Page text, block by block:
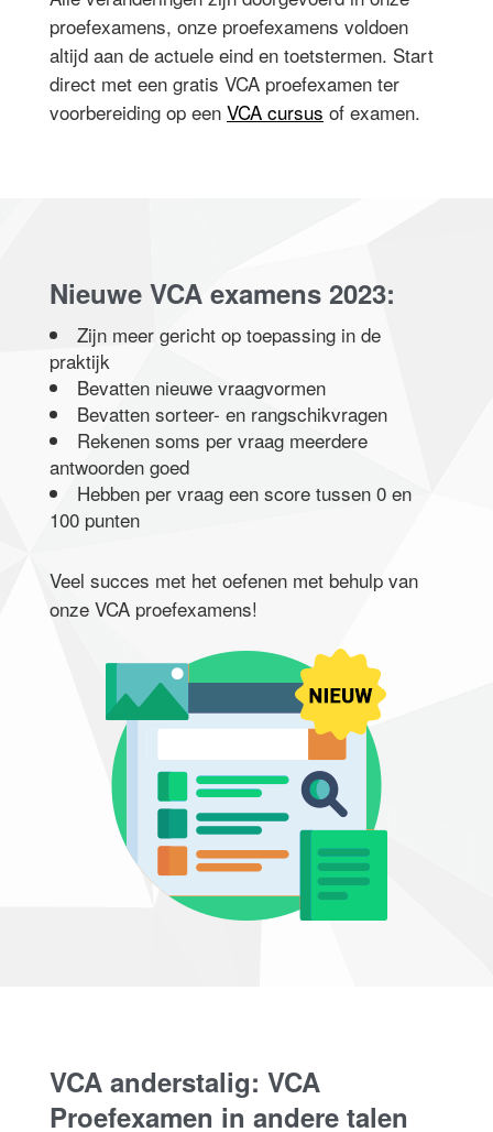
proefexamens, onze proefexamens voldoen
altijd aan de actuele eind en toetstermen. Start
direct met een gratis VCA proefexamen ter
voorbereiding op een VCA cursus of examen.
Nieuwe VCA examens 2023:
Zijn meer gericht op toepassing in de
praktijk
Bevatten nieuwe vraagvormen
Bevatten sorteer- en rangschikvragen
Rekenen soms per vraag meerdere
antwoorden goed
Hebben per vraag een score tussen 0 en
100 punten
Veel succes met het oefenen met behulp van
onze VCA proefexamens!
VCA anderstalig: VCA
Proefexamen in andere talen